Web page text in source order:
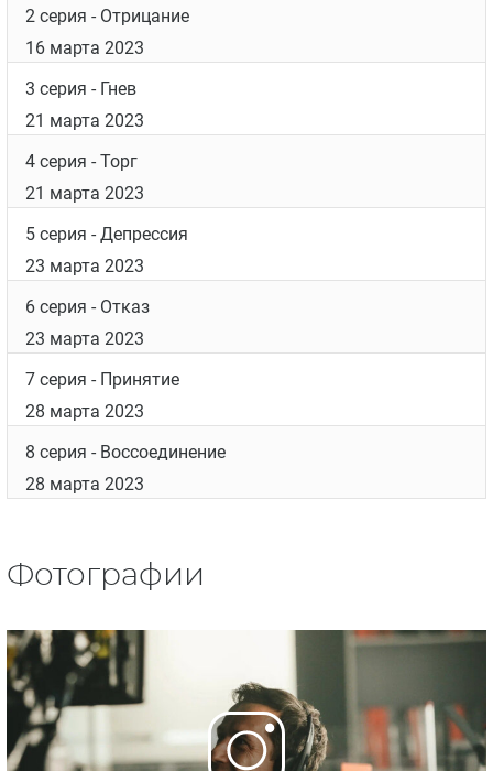
2 серия - Отрицание
16 марта 2023
3 серия - Гнев
21 марта 2023
4 серия - Торг
21 марта 2023
5 серия - Депрессия
23 марта 2023
6 серия - Отказ
23 марта 2023
7 серия - Принятие
28 марта 2023
8 серия - Воссоединение
28 марта 2023
Фотографии